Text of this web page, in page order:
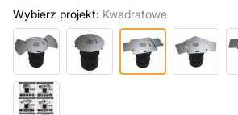
Wybierz projekt: Kwadratowe